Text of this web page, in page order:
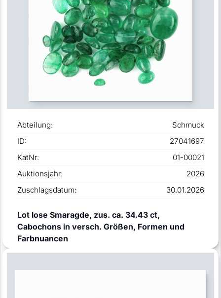
Abteilung:
Schmuck
ID:
27041697
KatNr:
01-00021
Auktionsjahr:
2026
Zuschlagsdatum:
30.01.2026
Lot lose Smaragde, zus. ca. 34.43 ct,
Cabochons in versch. Größen, Formen und
Farbnuancen